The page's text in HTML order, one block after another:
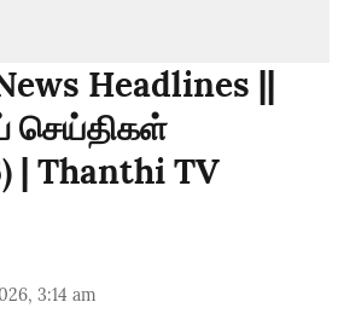
Headlines ||
செய்திகள்
| Thanthi TV
3:14 am